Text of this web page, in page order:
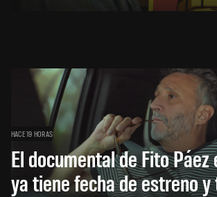
HACE 19 HORAS
El documental de Fito
ya tiene fecha de estreno